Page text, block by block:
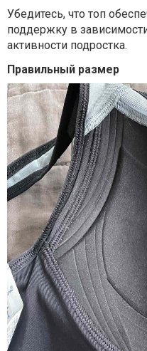
Убедитесь, что топ
поддержку в
активности подростка.
Правильный размер